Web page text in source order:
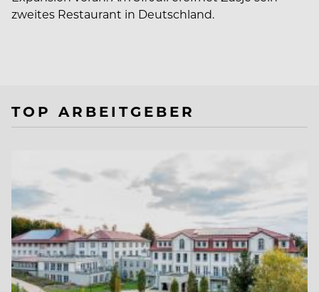
zweites Restaurant in Deutschland.
TOP ARBEITGEBER